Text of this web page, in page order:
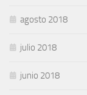
agosto 2018
julio 2018
junio 2018